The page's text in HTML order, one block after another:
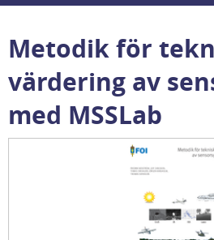
Metodik för
värdering av
med MSSLab